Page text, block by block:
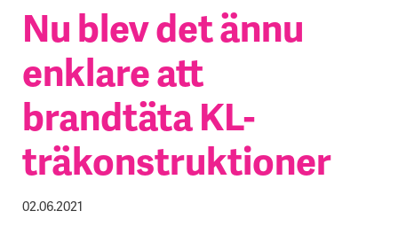
Nu blev det ännu
enklare att
brandtäta KL-
träkonstruktioner
02.06.2021